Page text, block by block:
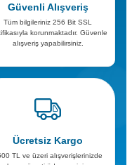
Güvenli Alışveriş
Tüm bilgileriniz 256 Bit SSL
korunmaktadır. Güvenle
alışveriş yapabilirsiniz.
Ücretsiz Kargo
TL ve üzeri alışverişlerinizde